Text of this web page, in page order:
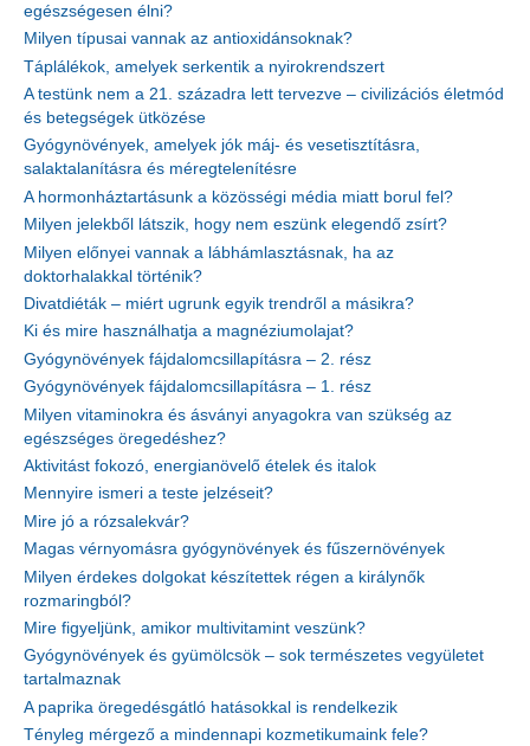
egészségesen élni?
Milyen típusai vannak az antioxidánsoknak?
Táplálékok, amelyek serkentik a nyirokrendszert
A testünk nem a 21. századra lett tervezve – civilizációs életmód
és betegségek ütközése
Gyógynövények, amelyek jók máj- és vesetisztításra,
salaktalanításra és méregtelenítésre
A hormonháztartásunk a közösségi média miatt borul fel?
Milyen jelekből látszik, hogy nem eszünk elegendő zsírt?
Milyen előnyei vannak a lábhámlasztásnak, ha az
doktorhalakkal történik?
Divatdiéták – miért ugrunk egyik trendről a másikra?
Ki és mire használhatja a magnéziumolajat?
Gyógynövények fájdalomcsillapításra – 2. rész
Gyógynövények fájdalomcsillapításra – 1. rész
Milyen vitaminokra és ásványi anyagokra van szükség az
egészséges öregedéshez?
Aktivitást fokozó, energianövelő ételek és italok
Mennyire ismeri a teste jelzéseit?
Mire jó a rózsalekvár?
Magas vérnyomásra gyógynövények és fűszernövények
Milyen érdekes dolgokat készítettek régen a királynők
rozmaringból?
Mire figyeljünk, amikor multivitamint veszünk?
Gyógynövények és gyümölcsök – sok természetes vegyületet
tartalmaznak
A paprika öregedésgátló hatásokkal is rendelkezik
Tényleg mérgező a mindennapi kozmetikumaink fele?